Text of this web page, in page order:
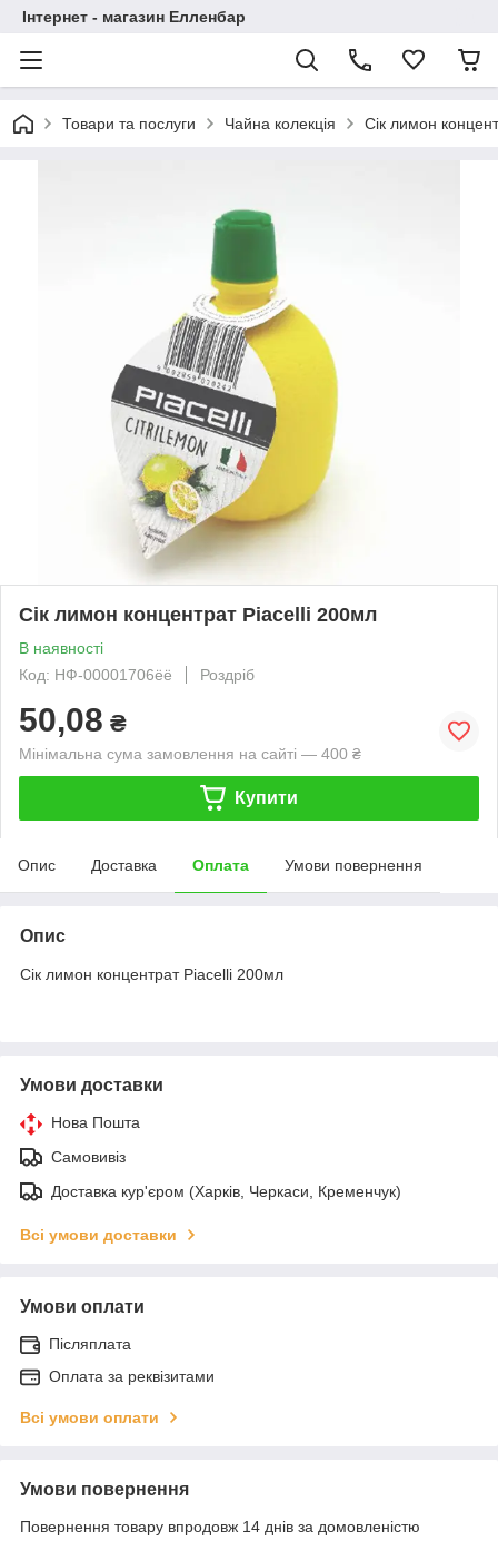
Інтернет - магазин Елленбар
Товари та послуги Чайна колекція Сік лимон
Сік лимон концентрат Piacelli 200мл
В наявності
Код: НФ-00001706ёё
Роздріб
50,08 ₴
Мінімальна сума замовлення на сайті — 400 ₴
Купити
Опис Доставка Оплата Умови повернення
Опис
Сік лимон концентрат Piacelli 200мл
Умови доставки
Нова Пошта
Самовивіз
Доставка кур'єром (Харків, Черкаси, Кременчук)
Всі умови доставки
Умови оплати
Післяплата
Оплата за реквізитами
Всі умови оплати
Умови повернення
Повернення товару впродовж 14 днів за домовленістю